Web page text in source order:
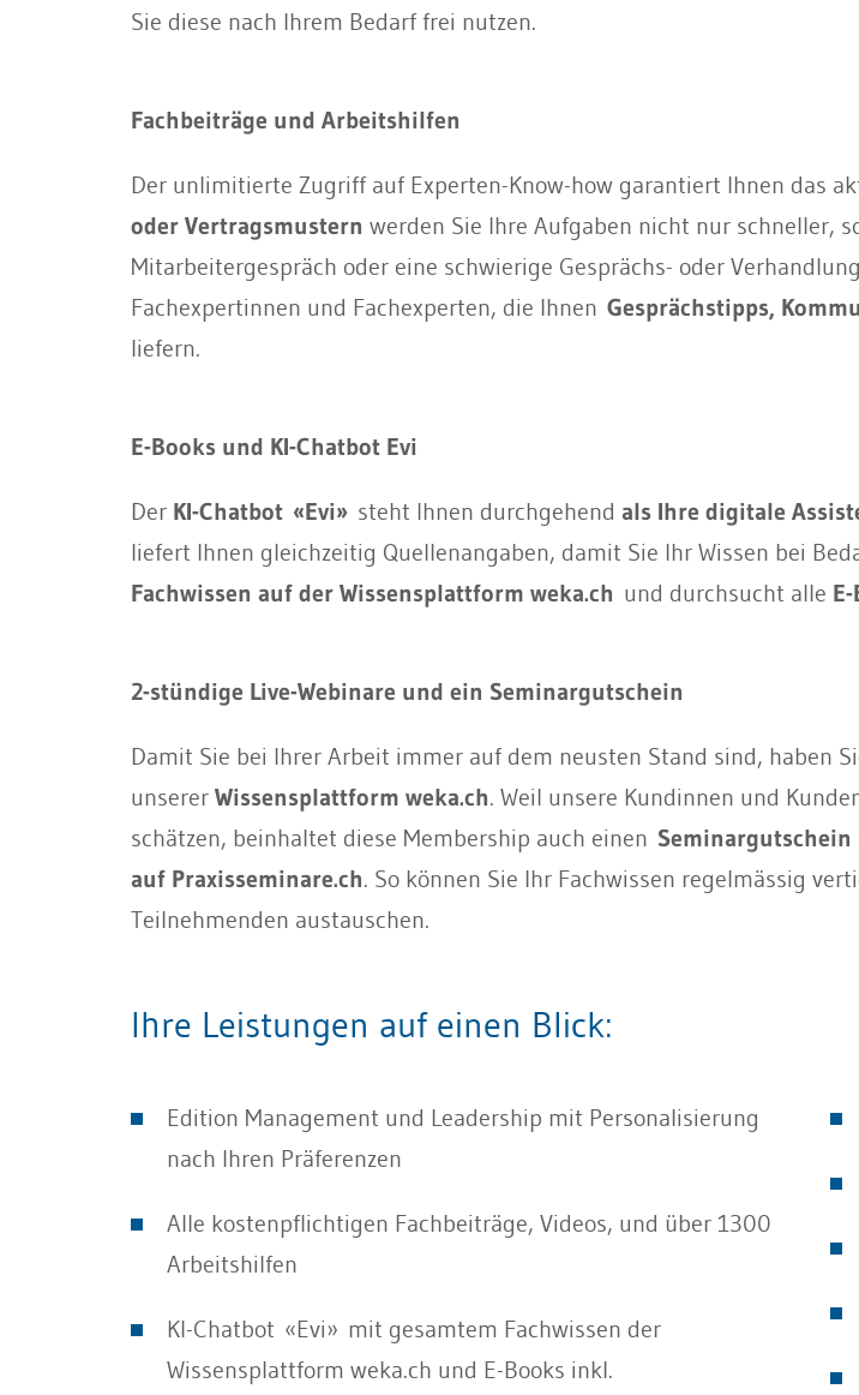
Sie diese nach Ihrem Bedarf frei nutzen.
Fachbeiträge und Arbeitshilfen
Der unlimitierte Zugriff auf Experten-Know-how garantiert Ihnen das
oder Vertragsmustern werden Sie Ihre Aufgaben nicht nur schneller,
Mitarbeitergespräch oder eine schwierige Gesprächs- oder
Fachexpertinnen und Fachexperten, die Ihnen Gesprächstipps,
liefern.
E-Books und KI-Chatbot Evi
Der KI-Chatbot «Evi»steht Ihnen durchgehend als Ihre digitale
liefert Ihnen gleichzeitig Quellenangaben, damit Sie Ihr Wissen bei
Fachwissen auf der Wissensplattform weka.ch und durchsucht alle
2-stündige Live-Webinare und ein Seminargutschein
Damit Sie bei Ihrer Arbeit immer auf dem neusten Stand sind, haben
unserer Wissensplattform weka.ch. Weil unsere Kundinnen und
schätzen, beinhaltet diese Membership auch einen Seminargutschein
auf Praxisseminare.ch. So können Sie Ihr Fachwissen regelmässig
Teilnehmenden austauschen.
Ihre Leistungen auf einen Blick:
Edition Management und Leadership mit Personalisierung
nach Ihren Präferenzen
Alle kostenpflichtigen Fachbeiträge, Videos, und über 1300
Arbeitshilfen
KI-Chatbot «Evi» mit gesamtem Fachwissen der
Wissensplattform weka.ch und E-Books inkl.